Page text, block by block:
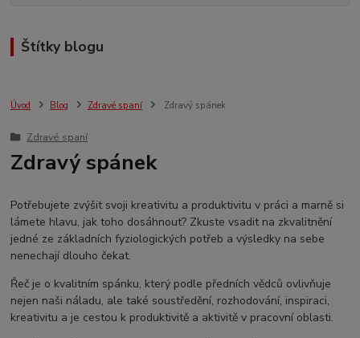
Štítky blogu
Úvod Blog Zdravé spaní Zdravý spánek
Zdravé spaní
Zdravý spánek
Potřebujete zvýšit svoji kreativitu a produktivitu v práci a marně si
lámete hlavu, jak toho dosáhnout? Zkuste vsadit na zkvalitnění
jedné ze základních fyziologických potřeb a výsledky na sebe
nenechají dlouho čekat.
Řeč je o kvalitním spánku, který podle předních vědců ovlivňuje
nejen naši náladu, ale také soustředění, rozhodování, inspiraci,
kreativitu a je cestou k produktivitě a aktivitě v pracovní oblasti.